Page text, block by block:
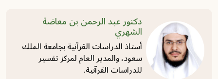
دكتور عبد الرحمن بن معاضة
الشهري
أستاذ الدراسات القرآنية بجامعة الملك
سعود، والمدير العام لمركز تفسير
للدراسات القرآنية.